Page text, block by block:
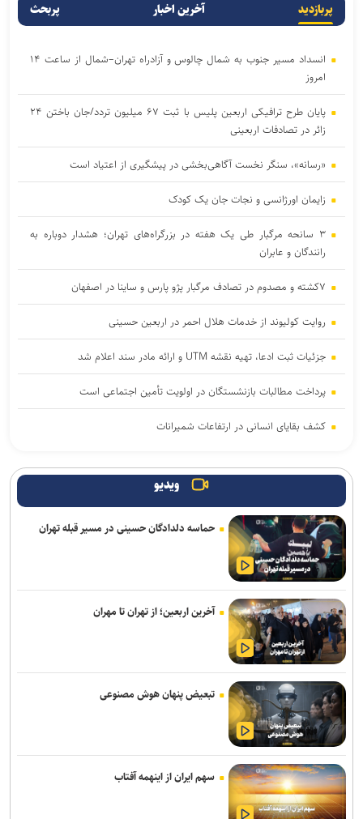
پربازدید آخرین اخبار پربحث
انسداد مسیر جنوب به شمال چالوس و آزادراه تهران–شمال از ساعت ۱۴
امروز
پایان طرح ترافیکی اربعین پلیس با ثبت ۶۷ میلیون تردد/جان باختن ۲۴
زائر در تصادفات اربعینی
«رسانه»، سنگر نخست آگاهی‌بخشی در پیشگیری از اعتیاد است
زایمان اورژانسی و نجات جان یک کودک
۳ سانحه مرگبار طی یک هفته در بزرگراه‌های تهران؛ هشدار دوباره به
رانندگان و عابران
۷کشته و مصدوم در تصادف مرگبار پژو پارس و ساینا در اصفهان
روایت کولیوند از خدمات هلال احمر در اربعین حسینی
جزئیات ثبت ادعا، تهیه نقشه UTM و ارائه مادر سند اعلام شد
پرداخت مطالبات بازنشستگان در اولویت تأمین اجتماعی است
کشف بقایای انسانی در ارتفاعات شمیرانات
آقامیری: زمان اجرای طرح‌ ترافیک موتورسیکلت‌ها هنوز مشخص نیست
اعلام اسامی ژل‌های تسکین‌دهنده و شست‌وشوی پوست غیرمجاز
رسانه‌ها شریکی راهبردی برای کاهش تصادفات و ارتقای ایمنی جاده‌ها
هستند
قدرت قلم برابر و حتی بیشتر از قدرت نظامی است/ رسانه، سنگر حقیقت
در عصر جنگ روایت‌ها
ترخیص اتوبوس‌های وارداتی از منطقه آزاد فرودگاه امام(ره) سرعت می‌گیرد
تقدیر رئیس جمعیت هلال‌احمر از «روایت‌گران ایثار» به مناسبت روز
خبرنگار
کارسوق‌ها گامی در تحقق الگوی تربیتی سمپاد و شعار «هر نیاز کشور، یک
سمپادی آماده اثرگذاری»
استفاده از کمربند ایمنی نخستین شرط حفظ جان خود و سرنشینان
ویدیو
حماسه دلدادگان حسینی در مسیر قبله تهران
آخرین اربعین؛ از تهران تا مهران
تبعیض پنهان هوش مصنوعی
سهم ایران از اینهمه آفتاب